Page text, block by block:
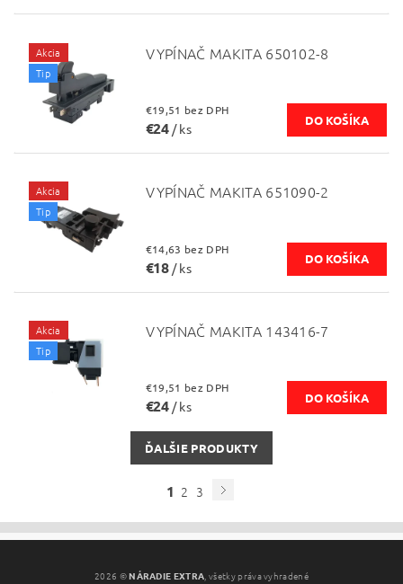
Akcia
Tip
VYPÍNAČ MAKITA 650102-8
€19,51 bez DPH
€24 / ks
Akcia
Tip
VYPÍNAČ MAKITA 651090-2
€14,63 bez DPH
€18 / ks
Akcia
Tip
VYPÍNAČ MAKITA 143416-7
€19,51 bez DPH
€24 / ks
ĎALŠIE PRODUKTY
1 2 3
2026 ©NÁRADIE EXTRA , všetky práva vyhradené